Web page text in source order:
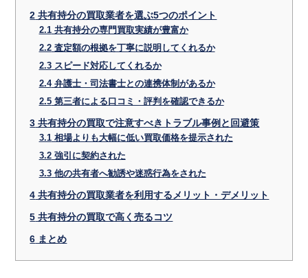
2 共有持分の買取業者を選ぶ5つのポイント
2.1共有持分の専門買取実績が豊富か
2.2査定額の根拠を丁寧に説明してくれるか
2.3スピード対応してくれるか
2.4弁護士・司法書士との連携体制があるか
2.5第三者による口コミ・評判を確認できるか
3 共有持分の買取で注意すべきトラブル事例と回避策
3.1相場よりも大幅に低い買取価格を提示された
3.2強引に契約された
3.3他の共有者へ勧誘や迷惑行為をされた
4 共有持分の買取業者を利用するメリット・デメリット
5 共有持分の買取で高く売るコツ
6 まとめ